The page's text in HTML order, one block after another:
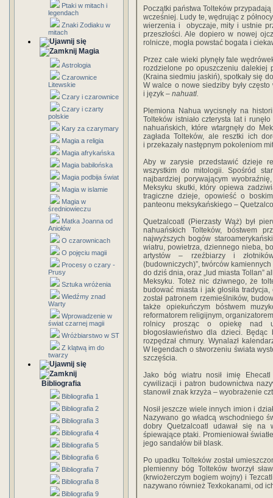
Ptaki w mitach i
legendach
Znaki Zodiaku w
mitach
Magia
Astrologia
Czarownice
Litewskie
Czary i czarownice
Czary i czarty
polskie
Kary za czarymary
Magia a religia
Magia afrykańska
Magia babilońska
Magia podbija świat
Magia w islamie
Magia w
średniowieczu
Matka Joanna od
Aniołów
O czarownicach
O pojęciu magii
Procesy o czary -
Prusy
Sztuka wróżenia
Wiedźmy znad
Warty
Wprowadzenie w
świat czarnej magii
Wróżbiarstwo w ST
Z klątwą im do
twarzy
Bibliografia
Bibliografia 1
Bibliografia 2
Bibliografia 3
Bibliografia 4
Bibliografia 5
Bibliografia 6
Bibliografia 7
Bibliografia 8
Bibliografia 9
Początki państwa Tolteków
wcześniej. Ludy te, wędrując z
wierzenia i obyczaje, mity i ustnie
przeszłości. Ale dopiero w nowej
rolnicze, mogła powstać bogata i
Przez całe wieki płynęły fale
rozdzielone po opuszczeniu dalekiej
(Kraina siedmiu jaskiń), spotkały się
W walce o nowe siedziby były często
i język – nahuatl.
Plemiona Nahua wycisnęły na
Tolteków istniało czterysta lat i
nahuańskich, które wtargnęły do
zagłada Tolteków, ale resztki ich
i przekazały następnym pokoleniom
Aby w zarysie przedstawić dzieje
wszystkim do mitologii. Spośród
najbardziej porywającym
Meksyku skutki, który opiewa
tragiczne dzieje, opowieść o
panteonu meksykańskiego –
Quetzalcoatl (Pierzasty Wąż) był
nahuańskich Tolteków, bóstwem
najwyższych bogów
wiatru, powietrza, dziennego nieba,
artystów – rzeźbiarzy i
(budowniczych)”, twórców
do dziś dnia, oraz „lud miasta Tollan”
Meksyku. Toteż nic dziwnego, że
budować miasta i jak głosiła
został patronem rzemieślników,
także opiekuńczym bóstwem
reformatorem religijnym,
rolnicy prosząc o opiekę nad
błogosławieństwo dla dzieci.
rozpędzał chmury. Wynalazł
W legendach o stworzeniu świata
szczęścia.
Jako bóg wiatru nosił imię
cywilizacji i patron budownictwa
stanowił znak krzyża – wyobrażenie
Nosił jeszcze wiele innych imion i
Nazywano go władcą wschodniego
dobry Quetzalcoatl udawał się na
śpiewające ptaki. Promieniował
jego sandałów bił blask.
Po upadku Tolteków został
plemienny bóg Tolteków tworzył
(krwiożerczym bogiem wojny) i
nazywano również Texkokanami, od